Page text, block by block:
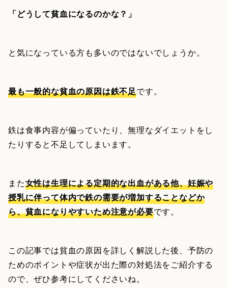
「どうして貧血になるのかな？」
と気になっている方も多いのではないでしょうか。
最も一般的な貧血の原因は鉄不足です。
鉄は食事内容が偏っていたり、無理なダイエットをし
たりすると不足してしまいます。
また女性は生理による定期的な出血がある他、妊娠や
授乳に伴って体内で鉄の需要が増加することなどか
ら、貧血になりやすいため注意が必要です。
この記事では貧血の原因を詳しく解説した後、予防の
ためのポイントや症状が出た際の対処法をご紹介する
ので、ぜひ参考にしてくださいね。